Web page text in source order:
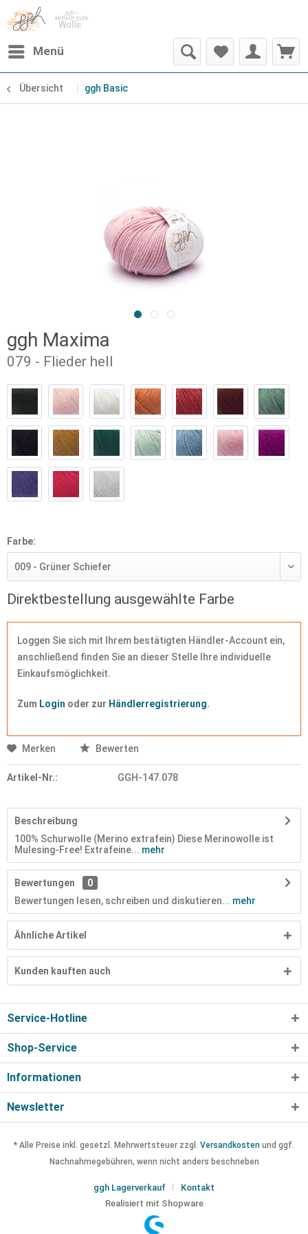
Menü
Übersicht ggh Basic
ggh Maxima
079 - Flieder hell
Farbe:
Direktbestellung ausgewählte Farbe
Loggen Sie sich mit Ihrem bestätigten Händler-Account ein,
anschließend finden Sie an dieser Stelle Ihre individuelle
Einkaufsmöglichkeit.
Zum Login oder zur Händlerregistrierung.
Merken Bewerten
Artikel-Nr.: GGH-147.078
Beschreibung
100% Schurwolle (Merino extrafein) Diese Merinowolle ist
Mulesing-Free! Extrafeine... mehr
Bewertungen
0
Bewertungen lesen, schreiben und diskutieren... mehr
Ähnliche Artikel
Kunden kauften auch
Service-Hotline
Shop-Service
Informationen
Newsletter
* Alle Preise inkl. gesetzl. Mehrwertsteuer zzgl. Versandkosten und ggf.
Nachnahmegebühren, wenn nicht anders beschrieben
ggh Lagerverkauf
Kontakt
Realisiert mit Shopware